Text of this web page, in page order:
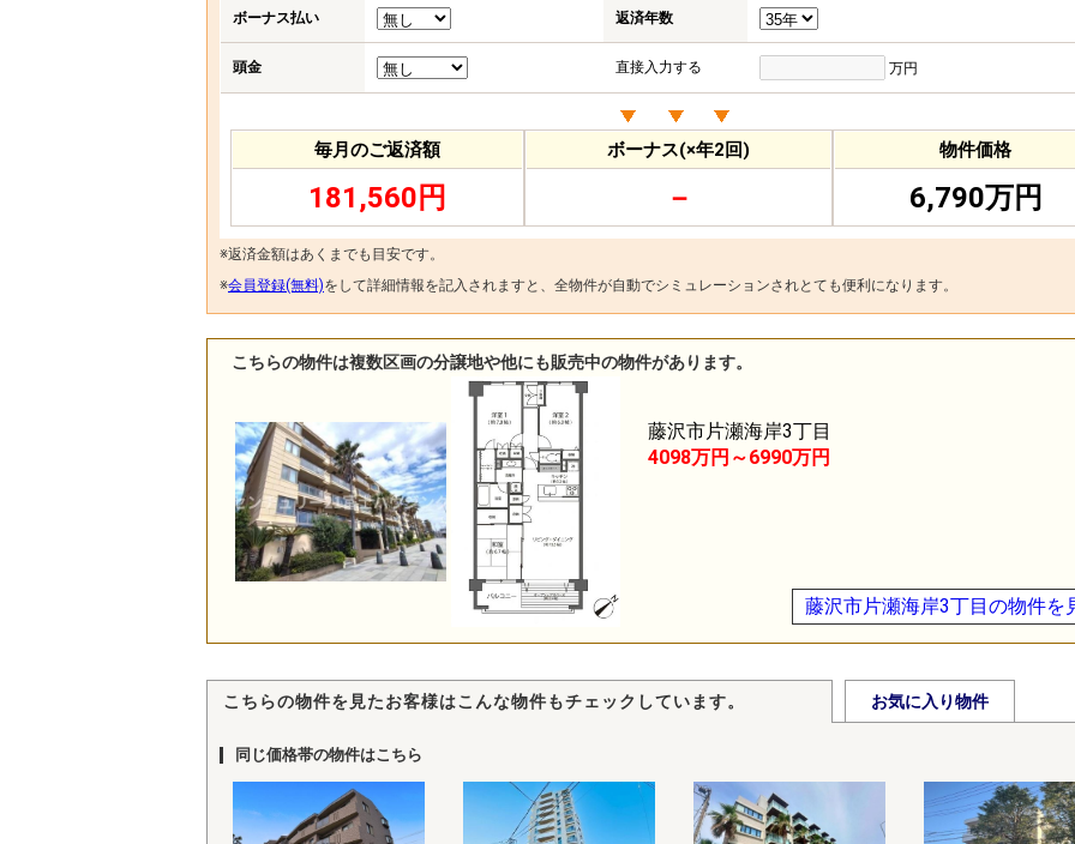
ボーナス払い 返済年数
頭金 直接入力する 万円
毎月のご返済額
181,560円
ボーナス(×年2回)
－
物件価格
6,790万円
※返済金額はあくまでも目安です。
※会員登録(無料)をして詳細情報を記入されますと、全物件が自動でシミュレーションされとても便利になります。
こちらの物件は複数区画の分譲地や他にも販売中の物件があります。
藤沢市片瀬海岸3丁目の物件を
藤沢市片瀬海岸3丁目
4098万円～6990万円
こちらの物件を見たお客様はこんな物件もチェックしています。 お気に入り物件
同じ価格帯の物件はこちら